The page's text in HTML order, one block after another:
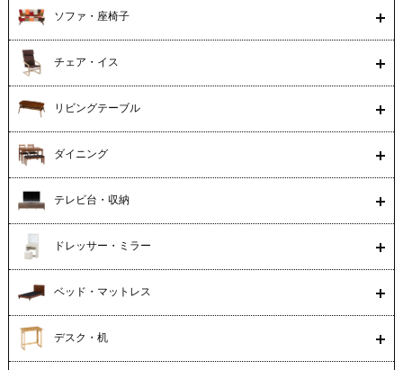
ソファ・座椅子
チェア・イス
リビングテーブル
ダイニング
テレビ台・収納
ドレッサー・ミラー
ベッド・マットレス
デスク・机